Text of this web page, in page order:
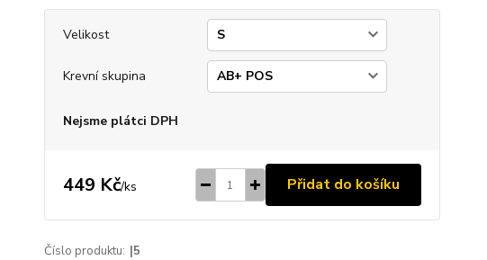
Velikost
Krevní skupina
Nejsme plátci DPH
449 Kč/ks Přidat do košíku
Číslo produktu: |5